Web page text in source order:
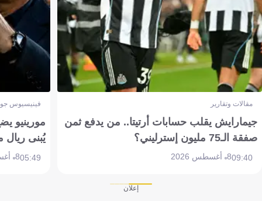
مقالات وتقارير
جيمارايش يقلب حسابات أرتيتا.. من يدفع ثمن
صفقة الـ75 مليون إسترليني؟
09:408 أغسطس 2026
فينيسيوس
مورينيو
يُبنى ريال
05:498 أغسطس 2026
إعلان